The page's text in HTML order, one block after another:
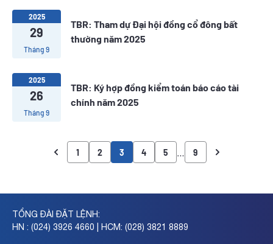
2025
29
Tháng 9
TBR: Tham dự Đại hội đồng cổ đông bất
thường năm 2025
2025
26
Tháng 9
TBR: Ký hợp đồng kiểm toán báo cáo tài
chính năm 2025
1 2 3 4 5 9
TỔNG ĐÀI ĐẶT LỆNH:
HN : (024) 3926 4660 | HCM: (028) 3821 8889